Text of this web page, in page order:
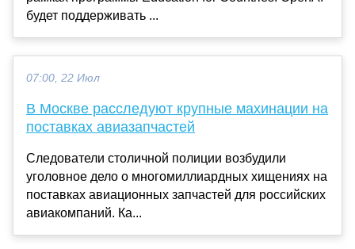
будет поддерживать ...
07:00, 22 Июл
В Москве расследуют крупные махинации на
поставках авиазапчастей
Следователи столичной полиции возбудили
уголовное дело о многомиллиардных хищениях на
поставках авиационных запчастей для российских
авиакомпаний. Ка...